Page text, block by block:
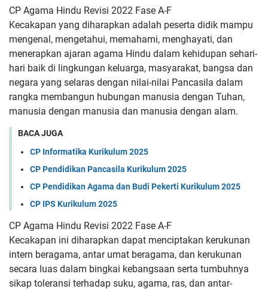
CP Agama Hindu Revisi 2022 Fase A-F
Kecakapan yang diharapkan adalah peserta didik mampu
mengenal, mengetahui, memahami, menghayati, dan
menerapkan ajaran agama Hindu dalam kehidupan sehari-
hari baik di lingkungan keluarga, masyarakat, bangsa dan
negara yang selaras dengan nilai-nilai Pancasila dalam
rangka membangun hubungan manusia dengan Tuhan,
manusia dengan manusia dan manusia dengan alam.
BACA JUGA
CP Informatika Kurikulum 2025
CP Pendidikan Pancasila Kurikulum 2025
CP Pendidikan Agama dan Budi Pekerti Kurikulum 2025
CP IPS Kurikulum 2025
CP Agama Hindu Revisi 2022 Fase A-F
Kecakapan ini diharapkan dapat menciptakan kerukunan
intern beragama, antar umat beragama, dan kerukunan
secara luas dalam bingkai kebangsaan serta tumbuhnya
sikap toleransi terhadap suku, agama, ras, dan antar-